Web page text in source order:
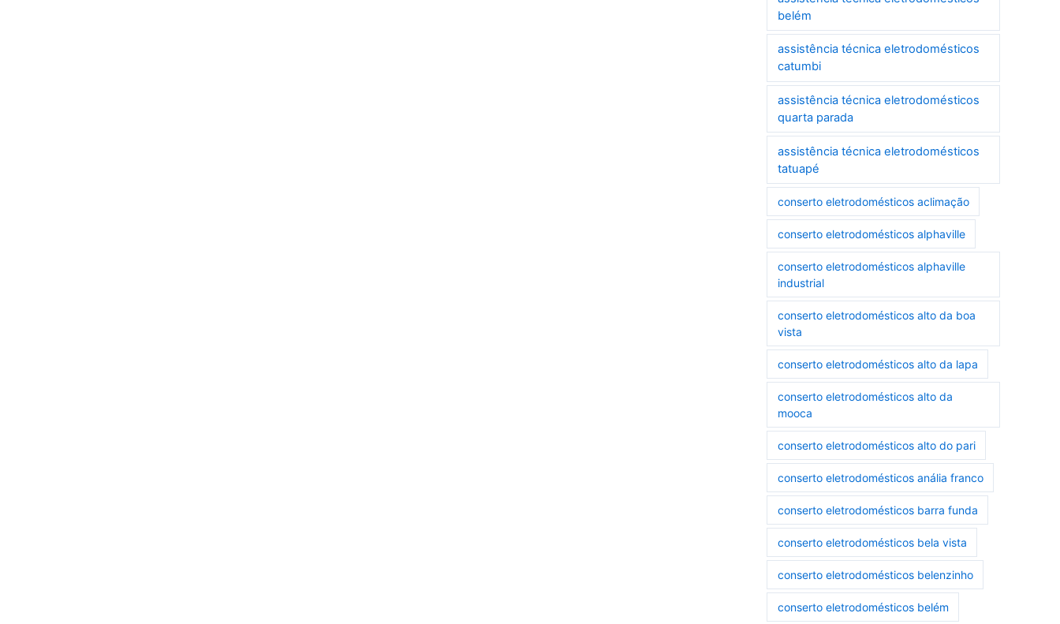
belém
assistência técnica eletrodomésticos
catumbi
assistência técnica eletrodomésticos
quarta parada
assistência técnica eletrodomésticos
tatuapé
conserto eletrodomésticos aclimação
conserto eletrodomésticos alphaville
conserto eletrodomésticos alphaville
industrial
conserto eletrodomésticos alto da boa
vista
conserto eletrodomésticos alto da lapa
conserto eletrodomésticos alto da
mooca
conserto eletrodomésticos alto do pari
conserto eletrodomésticos anália franco
conserto eletrodomésticos barra funda
conserto eletrodomésticos bela vista
conserto eletrodomésticos belenzinho
conserto eletrodomésticos belém